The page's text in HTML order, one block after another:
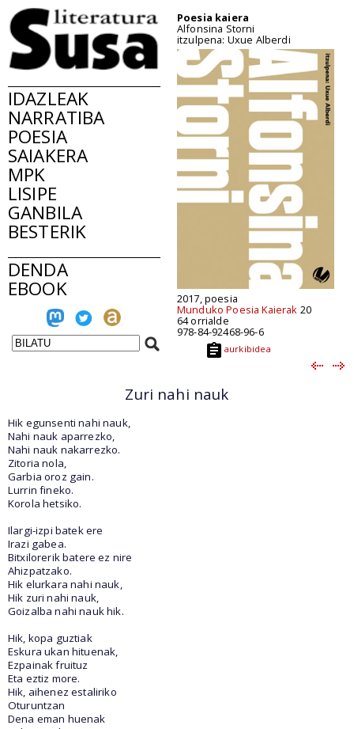
IDAZLEAK
NARRATIBA
POESIA
SAIAKERA
MPK
LISIPE
GANBILA
BESTERIK
DENDA
EBOOK
Poesia kaiera
Alfonsina Storni
itzulpena: Uxue Alberdi
2017, poesia
Munduko Poesia Kaierak 20
64 orrialde
978-84-92468-96-6
aurkibidea
Zuri nahi nauk
Hik egunsenti nahi nauk,
Nahi nauk aparrezko,
Nahi nauk nakarrezko.
Zitoria nola,
Garbia oroz gain.
Lurrin fineko.
Korola hetsiko.
Ilargi-izpi batek ere
Irazi gabea.
Bitxilorerik batere ez nire
Ahizpatzako.
Hik elurkara nahi nauk,
Hik zuri nahi nauk,
Goizalba nahi nauk hik.
Hik, kopa guztiak
Eskura ukan hituenak,
Ezpainak fruituz
Eta eztiz more.
Hik, aihenez estaliriko
Oturuntzan
Dena eman huenak